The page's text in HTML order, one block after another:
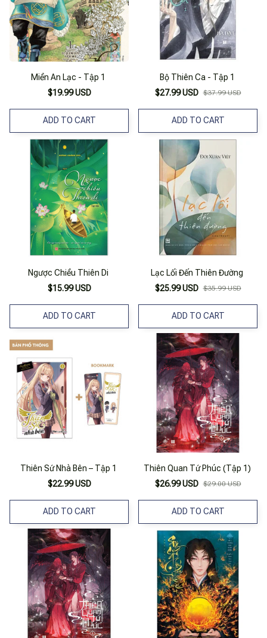
Miền An Lạc - Tập 1
$19.99 USD
ADD TO CART
Bộ Thiên Ca - Tập 1
$27.99 USD $37.99 USD
ADD TO CART
Ngược Chiều Thiên Di
$15.99 USD
ADD TO CART
Lạc Lối Đến Thiên Đường
$25.99 USD $35.99 USD
ADD TO CART
Thiên Sứ Nhà Bên – Tập 1
$22.99 USD
ADD TO CART
Thiên Quan Tứ Phúc (Tập 1)
$26.99 USD $29.00 USD
ADD TO CART